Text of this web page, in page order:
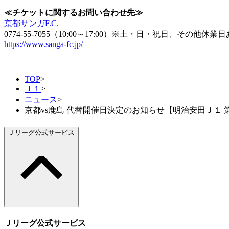
≪チケットに関するお問い合わせ先≫
京都サンガF.C.
0774-55-7055（10:00～17:00）※土・日・祝日、その他休業日
https://www.sanga-fc.jp/
TOP>
Ｊ１ >
ニュース>
京都vs鹿島 代替開催日決定のお知らせ【明治安田Ｊ１
Ｊリーグ公式サービス
Ｊリーグ公式サービス